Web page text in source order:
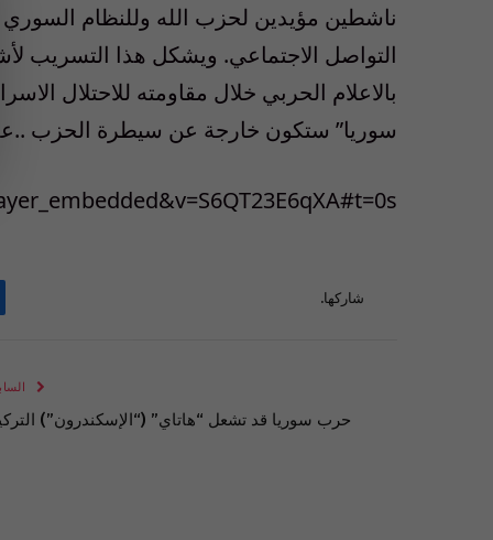
ناشطين مؤيدين لحزب الله وللنظام
التواصل الاجتماعي. ويشكل هذا التسريب
بالاعلام الحربي خلال مقاومته للاحتلال
سوريا” ستكون خارجة عن سيطرة الحزب
شاركها.
حرب سوريا قد تشعل “هاتاي” (“الإسكندرون”)